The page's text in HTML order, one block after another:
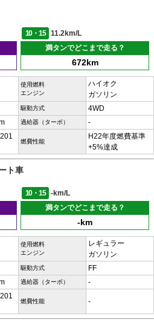
10・15
11.2km/L
満タンでどこまで走る？
672km
使用燃料
エンジン
ハイオク
ガソリン
駆動方式 4WD
過給器（ターボ） -
燃費性能
H22年度燃費基準
+5%達成
ト車
10・15
-km/L
満タンでどこまで走る？
-km
使用燃料
エンジン
レギュラー
ガソリン
駆動方式 FF
過給器（ターボ） -
燃費性能 -